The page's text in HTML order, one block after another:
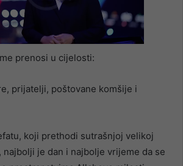
prenosi u cijelosti:
prijatelji, poštovane komšije i
koji prethodi sutrašnjoj velikoj
najbolji je dan i najbolje vrijeme da se